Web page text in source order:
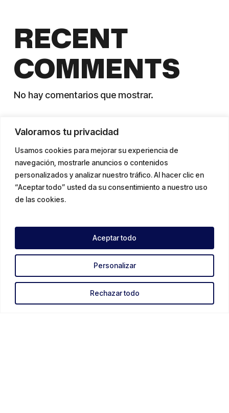
Valoramos tu privacidad
Usamos cookies para mejorar su experiencia de
navegación, mostrarle anuncios o contenidos
personalizados y analizar nuestro tráfico. Al hacer clic en
“Aceptar todo” usted da su consentimiento a nuestro uso
de las cookies.
Personalizar
Rechazar todo
Aceptar todo
RECENT
COMMENTS
No hay comentarios que mostrar.
Legales